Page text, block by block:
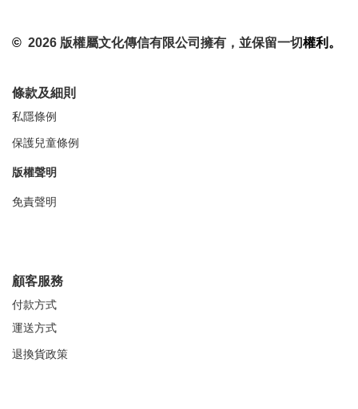
© 2026 版權屬文化傳信有限公司擁有，並保留一切權利。
條款及細則
私隱條例
保護兒童條例
版權聲明
免責聲明
顧客服務
付款方式
運送方式
退換貨政策